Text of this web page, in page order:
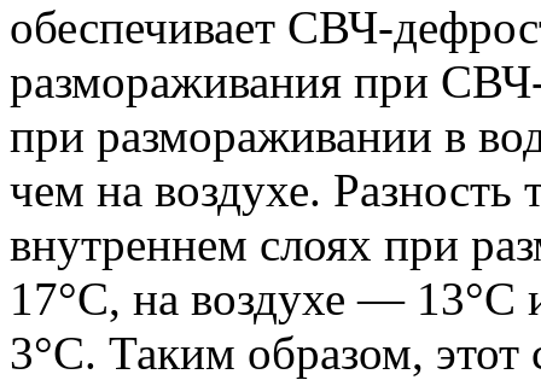
обеспечивает СВЧ-
размораживания при
при размораживании в
чем на воздухе.
внутреннем слоях при
17°С, на воздухе —
3°С. Таким образом, этот